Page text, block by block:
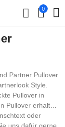
0
Partner Pullover
Style.
Pullover in
Pullover erhalten.
oder